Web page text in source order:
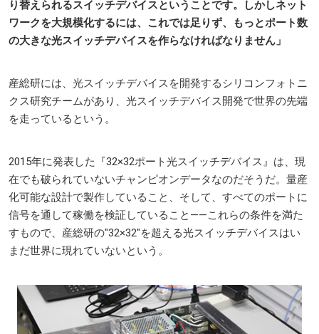
り替えられるスイッチデバイスということです。しかしネット
ワークを大規模化するには、これでは足りず、もっとポート数
の大きな光スイッチデバイスを作らなければなりません」
産総研には、光スイッチデバイスを開発するシリコンフォトニ
クス研究チームがあり、光スイッチデバイス開発で世界の先端
を走っているという。
2015年に発表した『32×32ポート光スイッチデバイス』は、現
在でも破られていないチャンピオンデータなのだそうだ。量産
化可能な設計で製作していること、そして、すべてのポートに
信号を通して稼働を検証していること――これらの条件を満た
すもので、産総研の"32×32"を超える光スイッチデバイスはい
まだ世界に現れていないという。